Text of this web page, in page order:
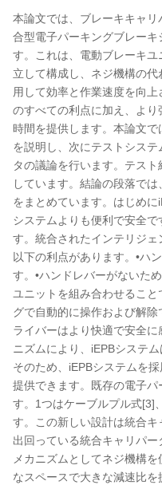
本論文では、ブレーキキャ
合型電子パーキングブレー
す。これは、電動ブレーキ
立して構成し、ネジ機構の
用して効率と作業速度を向
のすべての利点に加え、よ
時間を提供します。本論文
を説明し、次にテストシス
タの議論を行います。テス
しています。結論の段落で
をまとめています。はじめ
システムよりも便利で安全
す。統合されたインテリジ
以下の利点があります。•ハ
す。•ハンドレバーがないた
ユニットを組み合わせるこ
グで自動的に操作および解
ライバーはより快適で安全
ニズムにより、iEPBシステ
そのため、iEPBシステムを
提供できます。既存の電子
す。1つはケーブルプル式[3]
す。この新しい設計は統合
出回っている統合キャリパ
メカニズムとしてネジ機構
なスペースで大きな減速比